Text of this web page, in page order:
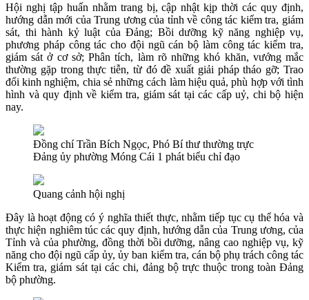
Hội nghị tập huấn nhằm trang bị, cập nhật kịp thời các quy định,
hướng dẫn mới của Trung ương của tỉnh về công tác kiểm tra, giám
sát, thi hành kỷ luật của Đảng; Bồi dưỡng kỹ năng nghiệp vụ,
phương pháp công tác cho đội ngũ cán bộ làm công tác kiểm tra,
giám sát ở cơ sở; Phân tích, làm rõ những khó khăn, vướng mắc
thường gặp trong thực tiễn, từ đó đề xuất giải pháp tháo gỡ; Trao
đổi kinh nghiệm, chia sẻ những cách làm hiệu quả, phù hợp với tình
hình và quy định về kiểm tra, giám sát tại các cấp uỷ, chi bộ hiện
nay.
Đồng chí Trần Bích Ngọc, Phó Bí thư thường trực
Đảng ủy phường Móng Cái 1 phát biểu chỉ đạo
Quang cảnh hội nghị
Đây là hoạt động có ý nghĩa thiết thực, nhằm tiếp tục cụ thể hóa và
thực hiện nghiêm túc các quy định, hướng dẫn của Trung ương, của
Tỉnh và của phường, đồng thời bồi dưỡng, nâng cao nghiệp vụ, kỹ
năng cho đội ngũ cấp ủy, ủy ban kiểm tra, cán bộ phụ trách công tác
Kiểm tra, giám sát tại các chi, đảng bộ trực thuộc trong toàn Đảng
bộ phường.